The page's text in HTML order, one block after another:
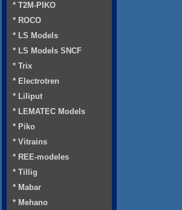
* T2M-PIKO
* ROCO
* LS Models
* LS Models SNCF
* Trix
* Electrotren
* Liliput
* LEMATEC Models
* Piko
* Vitrains
* REE-modeles
* Tillig
* Mabar
* Mehano